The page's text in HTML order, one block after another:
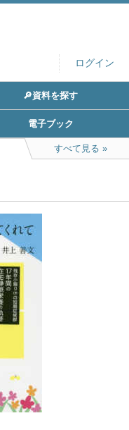
ログイン
🔎資料を探す
電子ブック
すべて見る